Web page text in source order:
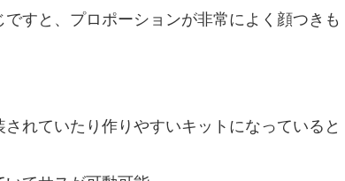
すと、プロポーションが非常によく顔つきも
れていたり作りやすいキットになっていると